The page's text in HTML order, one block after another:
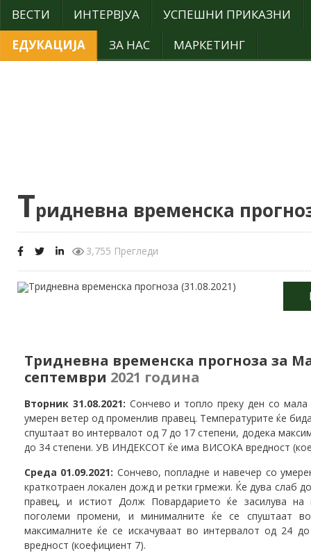
ВЕСТИ ИНТЕРВЈУА
УСПЕШНИ ПРИКАЗНИ
ЕДУКАЦИЈА
ЗА НАС МАРКЕТИНГ
Тридневна временска
3,755 Прегледи
Тридневна временска прогноза за
септември 2021 година
Вторник 31.08.2021: Сончево и топло преку ден со
умерен ветер од променлив правец. Температурите ќе
спуштаат во интервалот од 7 до 17 степени, додека
до 34 степени. УВ ИНДЕКСОТ ќе има ВИСОКА вредност
Среда 01.09.2021: Сончево, попладне и навечер со
краткотраен локален дожд и ретки грмежи. Ќе дува слаб
правец, и истиот Долж Повардарието ќе засилува на
поголеми промени, и минималните ќе се спуштаат
максималните ќе се искачуваат во интервалот од
вредност (коефициент 7).